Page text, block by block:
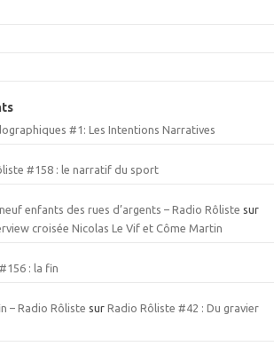
#1: Les Intentions Narratives
#158 : le narratif du sport
enfants des rues d’argents – Radio Rôliste sur
croisée Nicolas Le Vif et Côme Martin
: la fin
– Radio Rôliste sur Radio Rôliste #42 : Du gravier